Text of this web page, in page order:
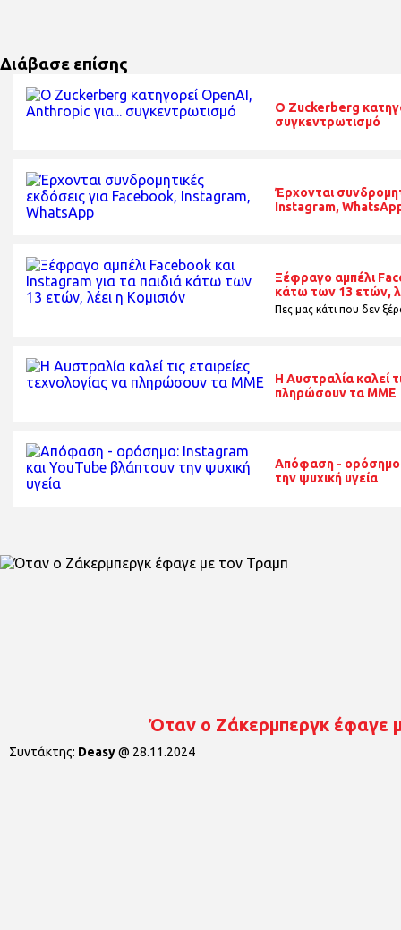
Διάβασε επίσης
O Zuckerberg
συγκεντρωτισμό
Έρχονται
Instagram,
Ξέφραγο αμπέλι
κάτω των 13 ετών,
Πες μας κάτι που δεν
Η Αυστραλία καλεί
πληρώσουν τα ΜΜΕ
Απόφαση - ορόσημο:
την ψυχική υγεία
Όταν ο Ζάκερμπεργκ έφαγε
Συντάκτης: Deasy@ 28.11.2024